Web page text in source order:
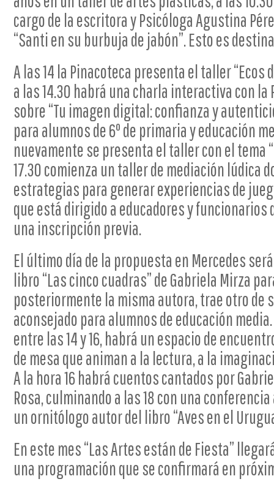
cargo de la escritora y Psicóloga Agustina
“Santi en su burbuja de jabón”. Esto es
A las 14 la Pinacoteca presenta el taller
a las 14.30 habrá una charla interactiva con la
sobre “Tu imagen digital: confianza y
para alumnos de 6º de primaria y educación
nuevamente se presenta el taller con el tema
17.30 comienza un taller de mediación lúdica
estrategias para generar experiencias de
que está dirigido a educadores y
una inscripción previa.
El último día de la propuesta en Mercedes
libro “Las cinco cuadras” de Gabriela Mirza
posteriormente la misma autora, trae otro de
aconsejado para alumnos de educación
entre las 14 y 16, habrá un espacio de
de mesa que animan a la lectura, a la
A la hora 16 habrá cuentos cantados por
Rosa, culminando a las 18 con una
un ornitólogo autor del libro “Aves en el
En este mes “Las Artes están de Fiesta”
una programación que se confirmará en